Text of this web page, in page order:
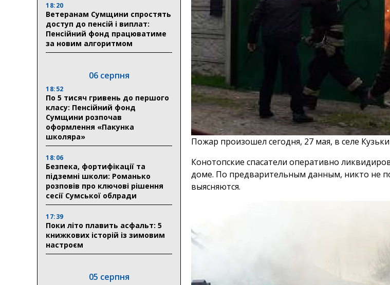
18:20
Ветеранам Сумщини спростять
доступ до пенсій і виплат:
Пенсійний фонд працюватиме
за новим алгоритмом
06 серпня
18:52
По 5 тисяч гривень до першого
класу: Пенсійний фонд
Сумщини розпочав
оформлення «Пакунка
школяра»
18:06
Безпека, фортифікації та
підземні школи: Романько
розповів про ключові рішення
сесії Сумської облради
17:39
Поки літо плавить асфальт: 5
книжкових історій із зимовим
настроєм
05 серпня
Пожар произошел сегодня, 27 мая, в селе
Конотопские спасатели оперативно
доме. По предварительным данным, никто не
выясняются.